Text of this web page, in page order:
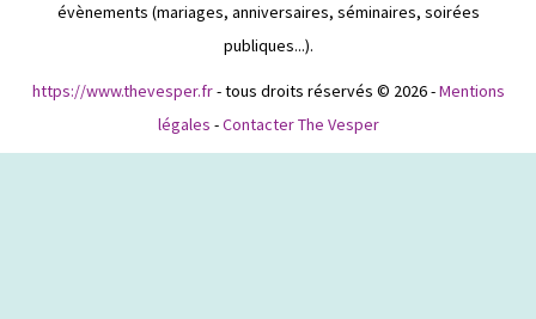
évènements (mariages, anniversaires, séminaires, soirées
publiques...).
https://www.thevesper.fr- tous droits réservés © 2026 -Mentions
légales -Contacter The Vesper